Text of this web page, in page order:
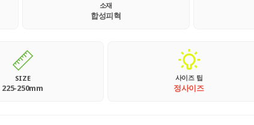
소재
합성피혁
SIZE
225-250mm
사이즈 팁
정사이즈